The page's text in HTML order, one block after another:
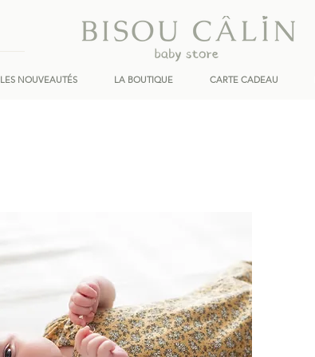
LES NOUVEAUTÉS LA BOUTIQUE CARTE CADEAU